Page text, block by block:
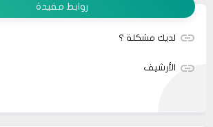
روابط مفيدة
لديك مشكلة ؟
الأرشيف